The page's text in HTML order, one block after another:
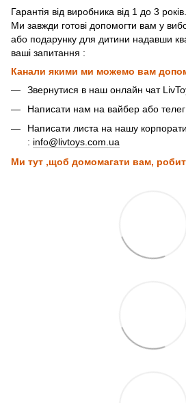
Гарантія від виробника від 1 до 3 років.
Ми завжди готові допомогти вам у
або подарунку для дитини надавши
ваші запитання :
Канали якими ми можемо вам
Звернутися в наш онлайн чат
Написати нам на вайбер або
Написати листа на нашу
: info@livtoys.com.ua
Ми тут ,щоб домомагати вам,